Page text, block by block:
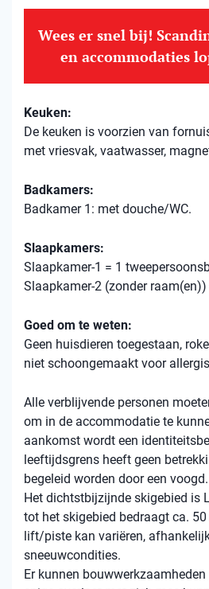
Wees er snel bij!
en accommodaties
Keuken:
De keuken is voorzien van
met vriesvak, vaatwasser,
Badkamers:
Badkamer 1: met douche/WC.
Slaapkamers:
Slaapkamer-1 = 1
Slaapkamer-2 (zonder
Goed om te weten:
Geen huisdieren toegestaan,
niet schoongemaakt voor
Alle verblijvende personen
om in de accommodatie te
aankomst wordt een
leeftijdsgrens heeft geen
begeleid worden door een voogd.
Het dichtstbijzijnde skigebied is
tot het skigebied bedraagt ca.
lift/piste kan variëren,
sneeuwcondities.
Er kunnen